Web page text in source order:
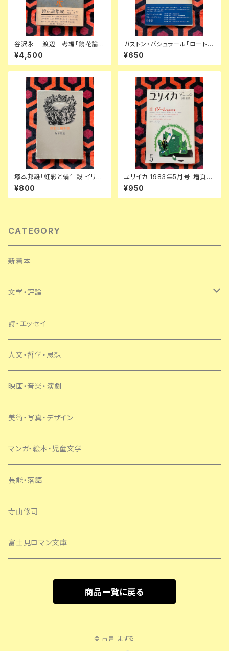
谷沢永一 渡辺一考編「鏡花論集
成」初版 函入り 帯付き 装釘:前
川直 立風書房 三島由紀夫 澁澤
龍彦 鏑木清方
¥4,500
ガストン・バシュラール「ロートレ
アモンの世界」平井照敏訳 初版
帯付き 装幀:米村隆 思潮社
¥650
塚本邦雄「虹彩と蝸牛殻 イリス
とコクレア 映画とシャンソン」初
版 函入り 装幀:政田岑生 みすず
書房
¥800
ユリイカ 1983年5月号「増頁特
集:ゴダール 映画の未来」初版
青土社 四方田犬彦 黒沢清 松浦
寿輝 伊藤俊治
¥950
CATEGORY
新着本
文学・評論
日本
外国
SF・ミステリー
詩・エッセイ
人文・哲学・思想
映画・音楽・演劇
美術・写真・デザイン
マンガ・絵本・児童文学
芸能・落語
寺山修司
富士見ロマン文庫
商品一覧に戻る
© 古書 まずる